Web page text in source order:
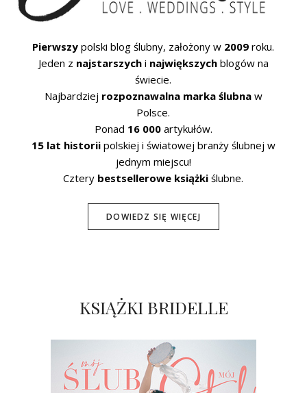
Pierwszy polski blog ślubny, założony w 2009 roku.
Jeden z najstarszychi największychblogów na
świecie.
Najbardziej rozpoznawalna marka ślubnaw
Polsce.
Ponad 16 000artykułów.
15 lat historiipolskiej i światowej branży ślubnej w
jednym miejscu!
Cztery bestsellerowe książki ślubne.
DOWIEDZ SIĘ WIĘCEJ
KSIĄŻKI BRIDELLE